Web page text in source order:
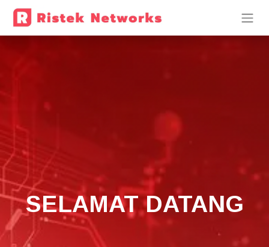
SELAMAT DATANG